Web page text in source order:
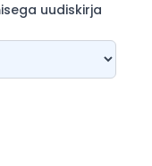
uudiskirja